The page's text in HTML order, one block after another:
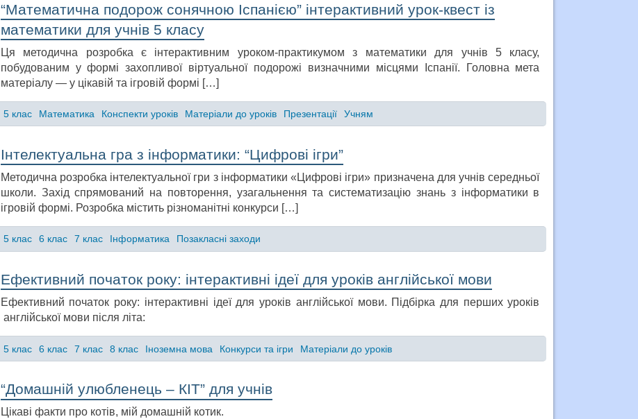
“Математична подорож сонячною Іспанією” інтерактивний урок-квест із
математики для учнів 5 класу
Ця методична розробка є інтерактивним уроком-практикумом з математики для учнів 5 класу,
побудованим у формі захопливої віртуальної подорожі визначними місцями Іспанії. Головна мета
матеріалу — у цікавій та ігровій формі […]
5 клас Математика Конспекти уроків Матеріали до уроків Презентації Учням
Інтелектуальна гра з інформатики: “Цифрові ігри”
Методична розробка інтелектуальної гри з інформатики «Цифрові ігри» призначена для учнів середньої
школи. Захід спрямований на повторення, узагальнення та систематизацію знань з інформатики в
ігровій формі. Розробка містить різноманітні конкурси […]
5 клас 6 клас 7 клас Інформатика Позакласні заходи
Ефективний початок року: інтерактивні ідеї для уроків англійської мови
Ефективний початок року: інтерактивні ідеї для уроків англійської мови. Підбірка для перших уроків
англійської мови після літа:
5 клас 6 клас 7 клас 8 клас Іноземна мова Конкурси та ігри Матеріали до уроків
“Домашній улюбленець – КІТ” для учнів
Цікаві факти про котів, мій домашній котик.